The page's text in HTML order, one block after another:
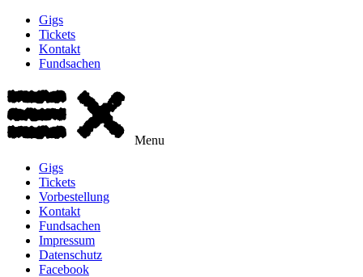
Gigs
Tickets
Kontakt
Fundsachen
Menu
Gigs
Tickets
Vorbestellung
Kontakt
Fundsachen
Impressum
Datenschutz
Facebook